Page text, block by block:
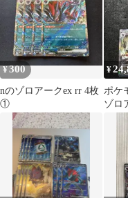
¥300
nのゾロアークex rr 4枚
①
¥
ポケ
ゾロ
ルパ